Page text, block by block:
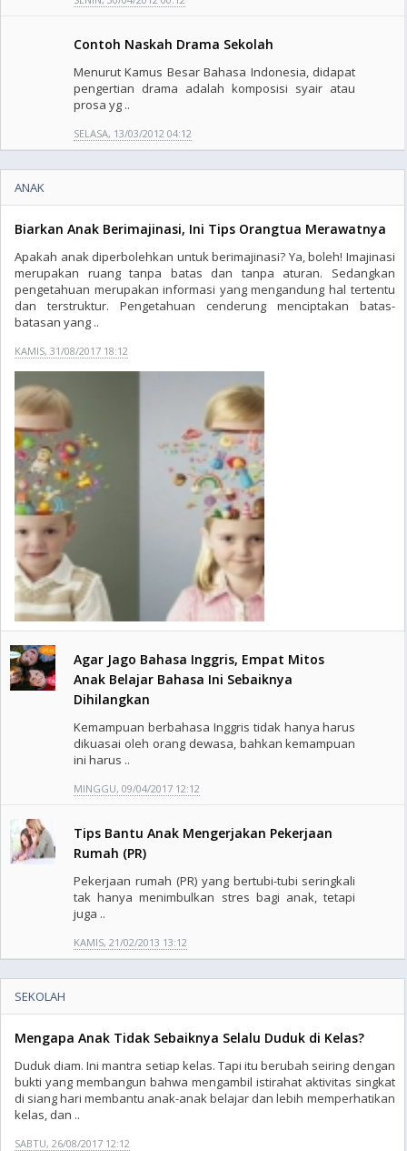
Contoh Naskah Drama Sekolah
Menurut Kamus Besar Bahasa Indonesia, didapat
pengertian drama adalah komposisi syair atau
prosa yg ..
SELASA, 13/03/2012 04:12
ANAK
Biarkan Anak Berimajinasi, Ini Tips Orangtua Merawatnya
Apakah anak diperbolehkan untuk berimajinasi? Ya, boleh! Imajinasi
merupakan ruang tanpa batas dan tanpa aturan. Sedangkan
pengetahuan merupakan informasi yang mengandung hal tertentu
dan terstruktur. Pengetahuan cenderung menciptakan batas-
batasan yang ..
KAMIS, 31/08/2017 18:12
Agar Jago Bahasa Inggris, Empat Mitos
Anak Belajar Bahasa Ini Sebaiknya
Dihilangkan
Kemampuan berbahasa Inggris tidak hanya harus
dikuasai oleh orang dewasa, bahkan kemampuan
ini harus ..
MINGGU, 09/04/2017 12:12
Tips Bantu Anak Mengerjakan Pekerjaan
Rumah (PR)
Pekerjaan rumah (PR) yang bertubi-tubi seringkali
tak hanya menimbulkan stres bagi anak, tetapi
juga ..
KAMIS, 21/02/2013 13:12
SEKOLAH
Mengapa Anak Tidak Sebaiknya Selalu Duduk di Kelas?
Duduk diam. Ini mantra setiap kelas. Tapi itu berubah seiring dengan
bukti yang membangun bahwa mengambil istirahat aktivitas singkat
di siang hari membantu anak-anak belajar dan lebih memperhatikan
kelas, dan ..
SABTU, 26/08/2017 12:12